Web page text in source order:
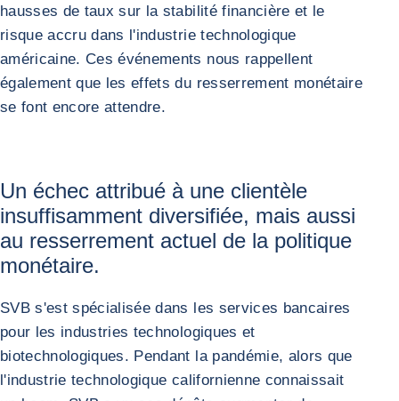
hausses de taux sur la stabilité financière et le
risque accru dans l'industrie technologique
américaine. Ces événements nous rappellent
également que les effets du resserrement monétaire
se font encore attendre.
Un échec attribué à une clientèle
insuffisamment diversifiée, mais aussi
au resserrement actuel de la politique
monétaire.
SVB s'est spécialisée dans les services bancaires
pour les industries technologiques et
biotechnologiques. Pendant la pandémie, alors que
l'industrie technologique californienne connaissait